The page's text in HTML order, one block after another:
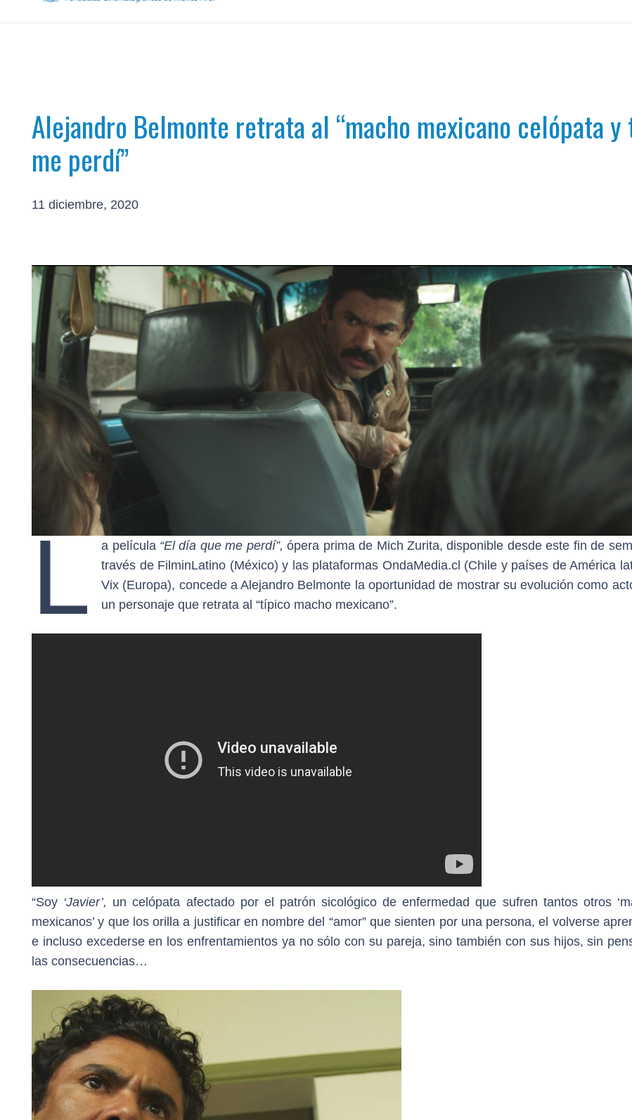
Alejandro Belmonte retrata al “macho mexicano celópata y
me perdí”
11 diciembre, 2020
L a película “El día que me perdí”,ópera prima de Mich Zurita, disponible desde este fin de
través de FilminLatino (México) y las plataformas OndaMedia.cl (Chile y países de América
Vix (Europa), concede a Alejandro Belmonte la oportunidad de mostrar su evolución como
un personaje que retrata al “típico macho mexicano”.
“Soy ‘Javier’, un celópata afectado por el patrón sicológico de enfermedad que sufren tantos otros
mexicanos’ y que los orilla a justificar en nombre del “amor” que sienten por una persona, el volverse
e incluso excederse en los enfrentamientos ya no sólo con su pareja, sino también con sus hijos, sin
las consecuencias…